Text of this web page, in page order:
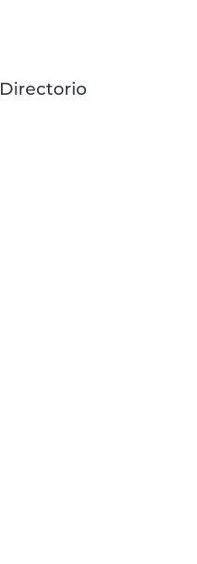
Directorio